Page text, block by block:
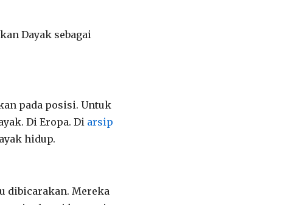
Dayak sebagai
pada posisi. Untuk
Di Eropa. Di arsip
hidup.
dibicarakan. Mereka